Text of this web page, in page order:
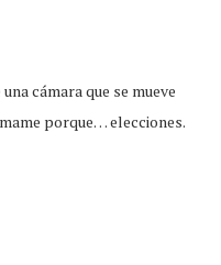
cámara que se mueve
porque… elecciones.